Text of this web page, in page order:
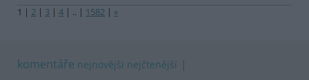
1 | 2 | 3 | 4 | .. | 1582 | »
komentáře nejnovější nejčtenější